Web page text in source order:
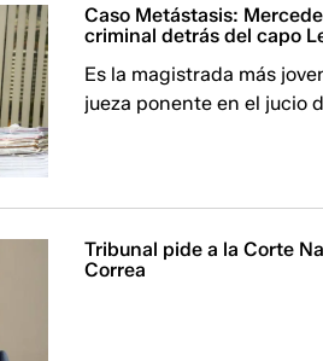
Caso Metástasis:
criminal detrás del capo
Es la magistrada más
jueza ponente en el jucio
Tribunal pide a la Corte
Correa